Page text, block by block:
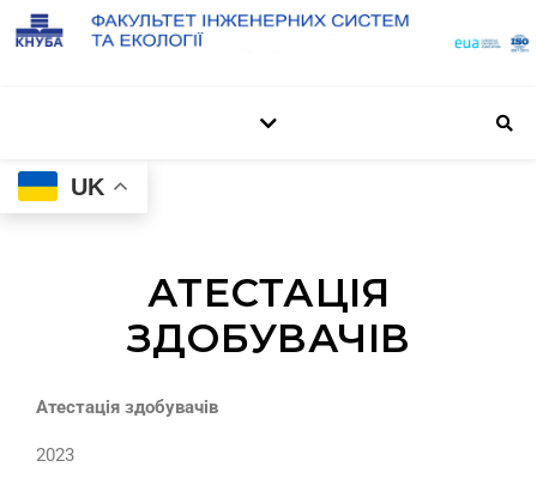
UK
АТЕСТАЦІЯ
ЗДОБУВАЧІВ
Атестація здобувачів
2023